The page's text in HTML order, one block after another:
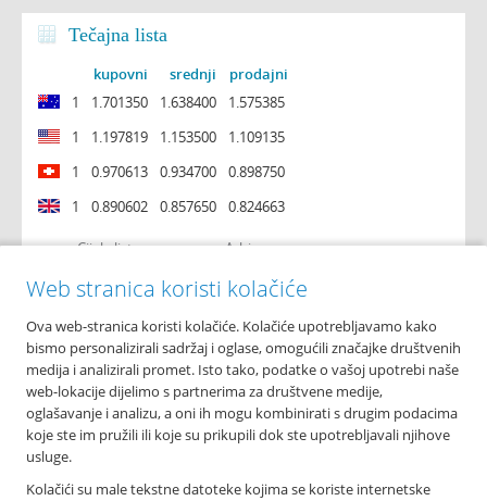
Tečajna lista
kupovni srednji
prodajni
1
1.701350 1.638400
1.575385
1
1.197819 1.153500
1.109135
1
0.970613 0.934700
0.898750
1
0.890602 0.857650 0.824663
Cijela lista Arhiva
O nama
Osnovni podaci
Podružnice i poslovnice
Bankomati
Financijska izvješća
Novosti
Imex banka d.d.
Web stranica koristi kolačiće
Ova web-stranica koristi kolačiće. Kolačiće upotrebljavamo kako
bismo personalizirali sadržaj i oglase, omogućili značajke društvenih
medija i analizirali promet. Isto tako, podatke o vašoj upotrebi naše
web-lokacije dijelimo s partnerima za društvene medije,
oglašavanje i analizu, a oni ih mogu kombinirati s drugim podacima
koje ste im pružili ili koje su prikupili dok ste upotrebljavali njihove
usluge.
Kolačići su male tekstne datoteke kojima se koriste internetske